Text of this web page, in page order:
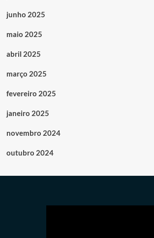
junho 2025
maio 2025
abril 2025
março 2025
fevereiro 2025
janeiro 2025
novembro 2024
outubro 2024